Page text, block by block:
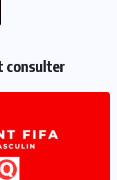
consulter